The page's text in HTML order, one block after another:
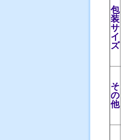
包
装
サ
イ
ズ
そ
の
他